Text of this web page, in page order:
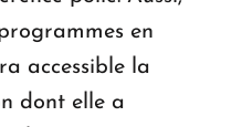
en
accessible la
dont elle a